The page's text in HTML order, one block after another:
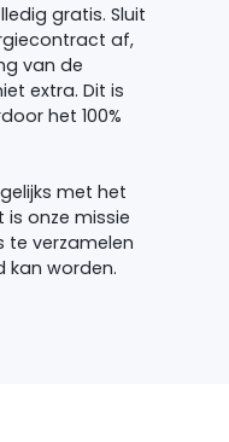
gratis. Sluit
af,
van de
extra. Dit is
het 100%
met het
onze missie
te verzamelen
worden.